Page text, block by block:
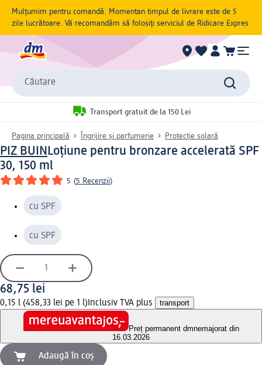
Mulțumim pentru comandă. Momentan timpul de livrare este de 5
zile lucrătoare. Vă recomandăm să folosiți serviciul de Ridicare Expres
Căutare
Transport gratuit de la 150 Lei
Pagina principală Îngrijire și parfumerie Protecție solară
PIZ BUINLoțiune pentru bronzare accelerată SPF
30, 150 ml
5 (5 Recenzii)
cu SPF
cu SPF
68,75 lei
0,15 l (458,33 lei pe 1 l) Inclusiv TVA plus transport
Preț permanent dmnemajorat din
16.03.2026
Adaugă în coș